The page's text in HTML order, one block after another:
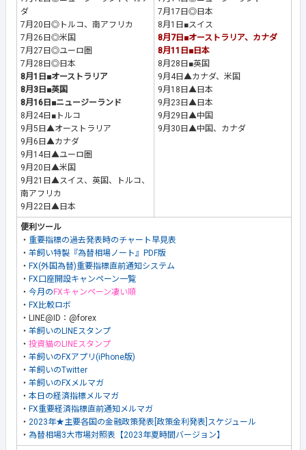
ダ
7月20日◎トルコ、南アフリカ
7月26日◎米国
7月27日◎ユーロ圏
7月28日◎日本
8月1日■オーストラリア
8月3日■英国
8月16日■ニュージーランド
8月24日■トルコ
9月5日▲オーストラリア
9月6日▲カナダ
9月14日▲ユーロ圏
9月20日▲米国
9月21日▲スイス、英国、トルコ、
南アフリカ
9月22日▲日本
7月17日◎日本
8月1日■スイス
8月7日■オーストラリア、カナダ
8月11日■日本
8月28日■英国
9月4日▲カナダ、米国
9月18日▲日本
9月23日▲日本
9月29日▲中国
9月30日▲中国、カナダ
便利ツール
・ 重要指標の過去発表時のチャート早見表
・ 羊飼い特製『為替相場ノート』PDF版
・ FX(外国為替)重要指標直前通知システム
・ FX口座開設キャンペーン一覧
・ 今月の FXキャンペーン凄い順
・ FX比較ロボ
・LINE@ID：@forex
・ 羊飼いのLINEスタンプ
・ 投資猫のLINEスタンプ
・ 羊飼いのFXアプリ(iPhone版)
・ 羊飼いのTwitter
・ 羊飼いのFXメルマガ
・ 本日の経済指標メルマガ
・ FX重要経済指標直前通知メルマガ
・ 2023年★主要各国の金融政策発表[政策金利発表]スケジュール
・ 為替相場3大市場対照表【2023年夏時間バージョン】